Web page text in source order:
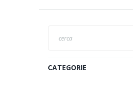
CATEGORIE